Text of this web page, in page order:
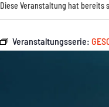
Diese Veranstaltung hat bereits
Veranstaltungsserie: